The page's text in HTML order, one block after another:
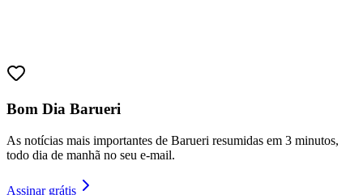
Bom Dia Barueri
As notícias mais importantes de Barueri resumidas em 3 minutos,
todo dia de manhã no seu e-mail.
Assinar grátis